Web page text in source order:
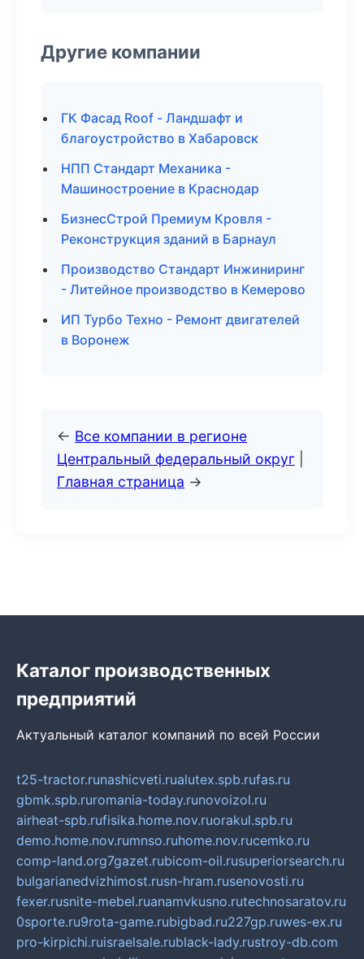
Другие компании
ГК Фасад Roof - Ландшафт и
благоустройство в Хабаровск
НПП Стандарт Механика -
Машиностроение в Краснодар
БизнесСтрой Премиум Кровля -
Реконструкция зданий в Барнаул
Производство Стандарт Инжиниринг
- Литейное производство в Кемерово
ИП Турбо Техно - Ремонт двигателей
в Воронеж
← Все компании в регионе
Центральный федеральный округ
Главная страница →
Каталог производственных
предприятий
Актуальный каталог компаний по всей России
t25-tractor.runashicveti.rualutex.spb.rufas.ru
gbmk.spb.ruromania-today.runovoizol.ru
airheat-spb.rufisika.home.nov.ruorakul.spb.ru
demo.home.nov.rumnso.ruhome.nov.rucemko.ru
comp-land.org7gazet.rubicom-oil.rusuperiorsearch.ru
bulgarianedvizhimost.rusn-hram.rusenovosti.ru
fexer.rusnite-mebel.ruanamvkusno.rutechnosaratov.ru
0sporte.ru9rota-game.rubigbad.ru227gp.ruwes-ex.ru
pro-kirpichi.ruisraelsale.rublack-lady.rustroy-db.com